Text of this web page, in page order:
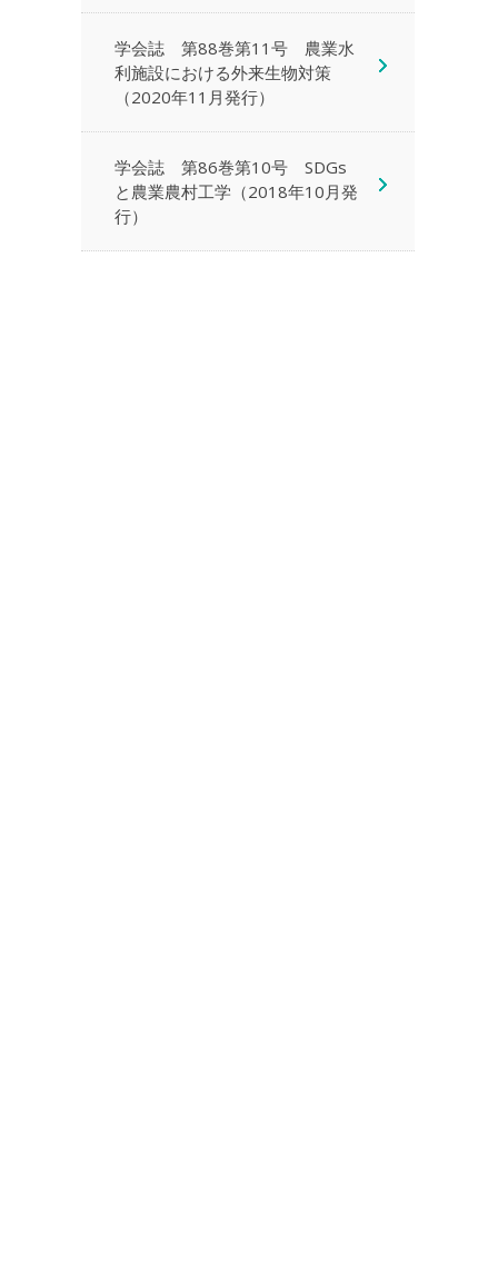
学会誌 第88巻第11号 農業水
利施設における外来生物対策
（2020年11月発行）
学会誌 第86巻第10号 SDGs
と農業農村工学（2018年10月発
行）